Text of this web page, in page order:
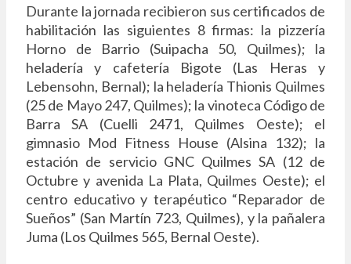
Durante la jornada recibieron sus certificados de
habilitación las siguientes 8 firmas: la pizzería
Horno de Barrio (Suipacha 50, Quilmes); la
heladería y cafetería Bigote (Las Heras y
Lebensohn, Bernal); la heladería Thionis Quilmes
(25 de Mayo 247, Quilmes); la vinoteca Código de
Barra SA (Cuelli 2471, Quilmes Oeste); el
gimnasio Mod Fitness House (Alsina 132); la
estación de servicio GNC Quilmes SA (12 de
Octubre y avenida La Plata, Quilmes Oeste); el
centro educativo y terapéutico “Reparador de
Sueños” (San Martín 723, Quilmes), y la pañalera
Juma (Los Quilmes 565, Bernal Oeste).